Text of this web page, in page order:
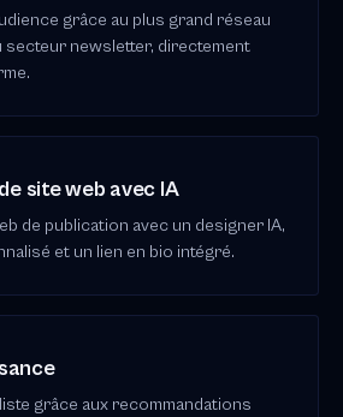
grâce au plus grand réseau
secteur newsletter, directement
site web avec IA
de publication avec un designer IA,
et un lien en bio intégré.
grâce aux recommandations